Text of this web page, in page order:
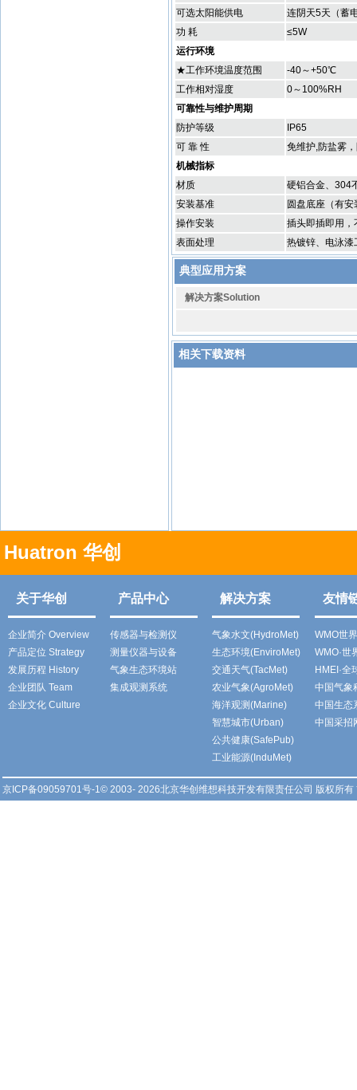
可选太阳能供电
连阴天5天（蓄
功 耗
≤5W
运行环境
★工作环境温度范围
-40～+50℃
工作相对湿度
0～100%RH
可靠性与维护周期
防护等级
IP65
可 靠 性
免维护,防盐雾
机械指标
材质
硬铝合金、304
安装基准
圆盘底座（有
操作安装
插头即插即用，
表面处理
热镀锌、电泳漆
典型应用方案
解决方案Solution
相关下载资料
Huatron 华创
关于华创 产品中心 解决方案 友情
企业简介 Overview
产品定位 Strategy
发展历程 History
企业团队 Team
企业文化 Culture
传感器与检测仪
测量仪器与设备
气象生态环境站
集成观测系统
气象水文(HydroMet)
生态环境(EnviroMet)
交通天气(TacMet)
农业气象(AgroMet)
海洋观测(Marine)
智慧城市(Urban)
公共健康(SafePub)
工业能源(InduMet)
WMO世
WMO·世
HMEI·全
中国气象
中国生态
中国采招
京ICP备09059701号-1© 2003- 2026北京华创维想科技开发有限责任公司 版权所有